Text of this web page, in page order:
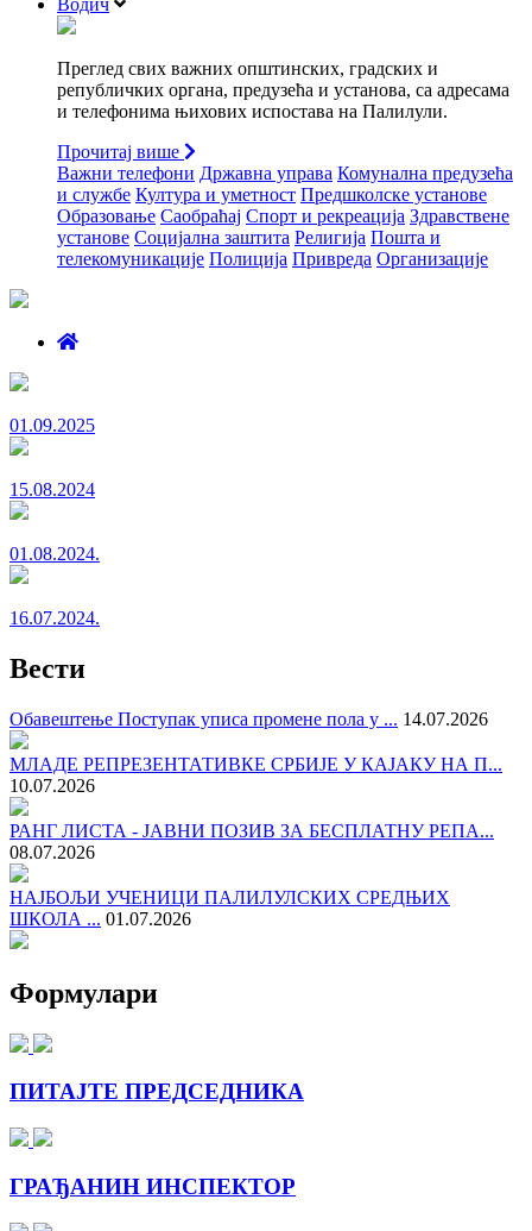
Водич
Преглед свих важних општинских, градских и
републичких органа, предузећа и установа, са адресама
и телефонима њихових испостава на Палилули.
Прочитај више
Важни телефони Државна управа Комунална предузећа
и службе Култура и уметност Предшколске установе
Образовање Саобраћај Спорт и рекреација Здравствене
установе Социјална заштита Религија Пошта и
телекомуникације Полиција Привреда Организације
01.09.2025
15.08.2024
01.08.2024.
16.07.2024.
Вести
Обавештење Поступак уписа промене пола у ... 14.07.2026
МЛАДЕ РЕПРЕЗЕНТАТИВКЕ СРБИЈЕ У КАЈАКУ НА П...
10.07.2026
РАНГ ЛИСТА - ЈАВНИ ПОЗИВ ЗА БЕСПЛАТНУ РЕПА...
08.07.2026
НАЈБОЉИ УЧЕНИЦИ ПАЛИЛУЛСКИХ СРЕДЊИХ
ШКОЛА ... 01.07.2026
Формулари
ПИТАЈТЕ ПРЕДСЕДНИКА
ГРАЂАНИН ИНСПЕКТОР